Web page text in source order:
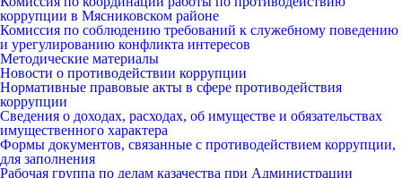
коррупции в Мясниковском районе
Комиссия по соблюдению требований к служебному поведению
и урегулированию конфликта интересов
Методические материалы
Новости о противодействии коррупции
Нормативные правовые акты в сфере противодействия
коррупции
Сведения о доходах, расходах, об имуществе и обязательствах
имущественного характера
Формы документов, связанные с противодействием коррупции,
для заполнения
Рабочая группа по делам казачества при Администрации